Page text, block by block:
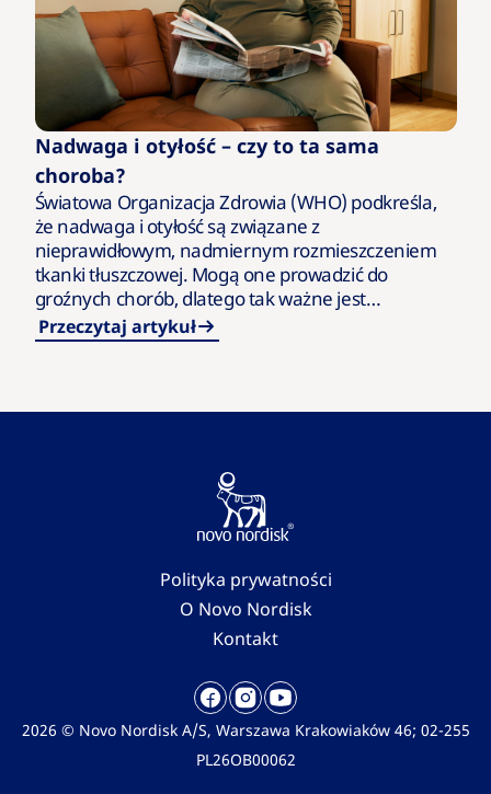
Nadwaga i otyłość – czy to ta sama
choroba?
Światowa Organizacja Zdrowia (WHO) podkreśla,
że nadwaga i otyłość są związane z
nieprawidłowym, nadmiernym rozmieszczeniem
tkanki tłuszczowej. Mogą one prowadzić do
groźnych chorób, dlatego tak ważne jest
znalezienie przyczyny i wdrożenie odpowiedniego
leczenia. Sprawdź, kiedy kończy się nadwaga,…
Przeczytaj artykuł
Polityka prywatności
O Novo Nordisk
Kontakt
2026 © Novo Nordisk A/S, Warszawa Krakowiaków 46; 02-255
PL26OB00062